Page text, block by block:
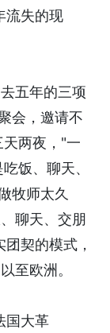
流失的现
五年的三项
会，邀请不
两夜，"一
饭、聊天、
牧师太久
聊天、交朋
契的模式，
至欧洲。
国大革